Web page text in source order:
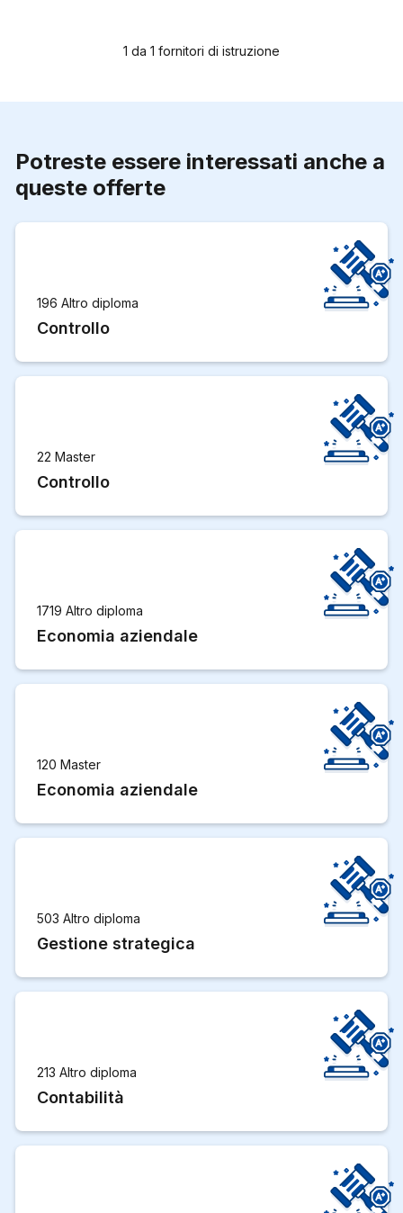
1 da 1 fornitori di istruzione
Potreste essere interessati anche a
queste offerte
196 Altro diploma
Controllo
22 Master
Controllo
1719 Altro diploma
Economia aziendale
120 Master
Economia aziendale
503 Altro diploma
Gestione strategica
213 Altro diploma
Contabilità